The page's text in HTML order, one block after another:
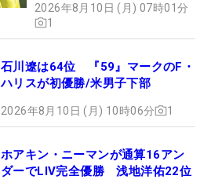
2026年8月10日 (月) 07時01分
1
石川遼は64位 『59』マークのF・
ハリスが初優勝/米男子下部
2026年8月10日 (月) 10時06分 1
ホアキン・ニーマンが通算16アン
ダーでLIV完全優勝 浅地洋佑22位